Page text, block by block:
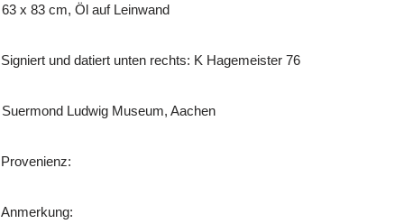
63 x 83 cm, Öl auf Leinwand
Signiert und datiert unten rechts: K Hagemeister 76
Suermond Ludwig Museum, Aachen
Provenienz:
Anmerkung: